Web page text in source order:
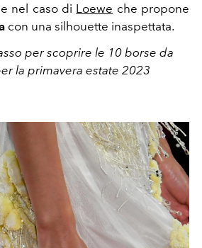
nel caso di Loewe che propone
con una silhouette inaspettata.
per scoprire le 10 borse da
la primavera estate 2023